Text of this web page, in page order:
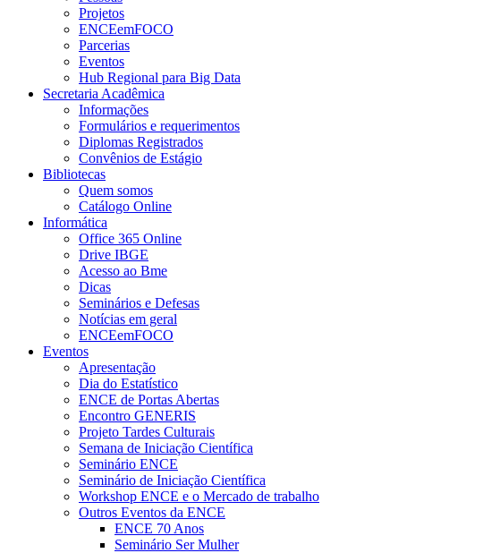
Projetos
ENCEemFOCO
Parcerias
Eventos
Hub Regional para Big Data
Secretaria Acadêmica
Informações
Formulários e requerimentos
Diplomas Registrados
Convênios de Estágio
Bibliotecas
Quem somos
Catálogo Online
Informática
Office 365 Online
Drive IBGE
Acesso ao Bme
Dicas
Seminários e Defesas
Notícias em geral
ENCEemFOCO
Eventos
Apresentação
Dia do Estatístico
ENCE de Portas Abertas
Encontro GENERIS
Projeto Tardes Culturais
Semana de Iniciação Científica
Seminário ENCE
Seminário de Iniciação Científica
Workshop ENCE e o Mercado de trabalho
Outros Eventos da ENCE
ENCE 70 Anos
Seminário Ser Mulher